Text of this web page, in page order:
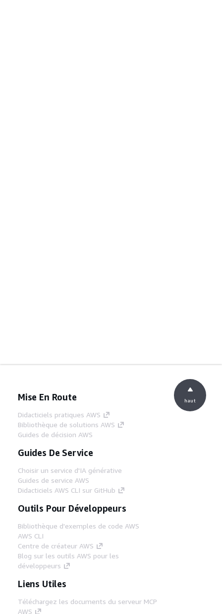
Mise En Route
Didacticiels pratiques AWS
Bibliothèque de solutions AWS
Guides de décision AWS
Guides De Service
Choisir un service d'IA générative
Guides de service AWS
Didacticiels AWS CLI sur GitHub
Outils Pour Développeurs
Bibliothèque d'exemples de code AWS
AWS CLI
Centre de créateur AWS
Blog sur les outils AWS pour les
développeurs
Liens Utiles
Téléchargez les documents du serveur MCP
AWS
haut